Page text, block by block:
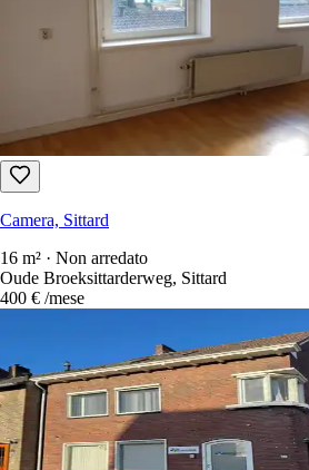
Camera, Sittard
16 m² · Non arredato
Oude Broeksittarderweg, Sittard
400 € /mese